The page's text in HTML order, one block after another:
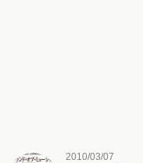
2010/03/07